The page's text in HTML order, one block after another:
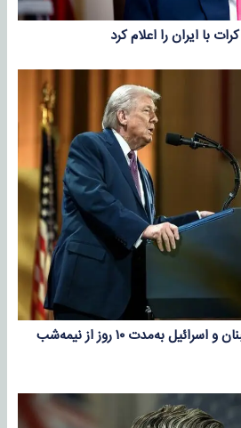
با ایران را اعلام کرد
ترامپ: آتش‌بس میان لبنان و اسرائیل به‌مدت ۱۰ روز از نیمه‌شب